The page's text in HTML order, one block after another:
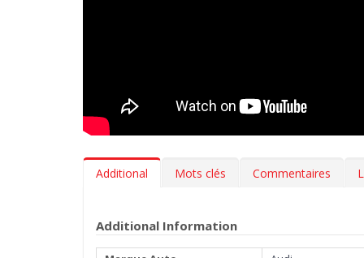
Additional Mots clés Commentaires
Additional Information